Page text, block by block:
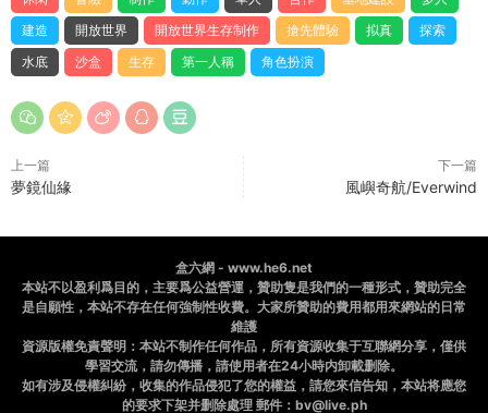
建造
開放世界 開放世界生存制作 搶先體驗 拟真
探索
水底
沙盒 生存 第一人稱 角色扮演
上一篇
夢鏡仙緣
下一篇
風嶼奇航/Everwind
盒六網 - www.he6.net
本站不以盈利爲目的，主要爲公益營運，贊助隻是我們的一種形式，贊助完全
是自願性，本站不存在任何強制性收費。大家所贊助的費用都用來網站的日常
維護
資源版權免責聲明：本站不制作任何作品，所有資源收集于互聯網分享，僅供
學習交流，請勿傳播，請使用者在24小時内卸載删除。
如有涉及侵權糾紛，收集的作品侵犯了您的權益，請您來信告知，本站将應您
的要求下架并删除處理 郵件：bv@live.ph